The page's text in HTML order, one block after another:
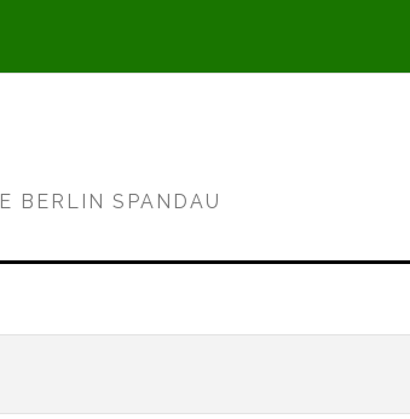
BERLIN SPANDAU